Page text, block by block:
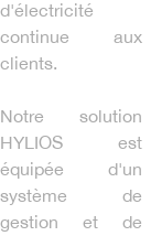
d'électricité
continue aux
clients.
Notre solution
HYLIOS est
équipée d'un
système de
gestion et de